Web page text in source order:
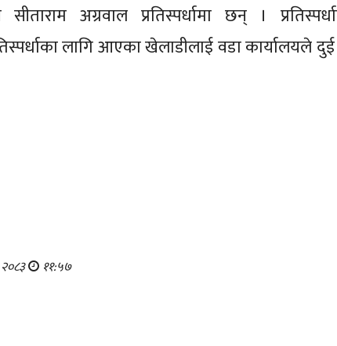
सीताराम अग्रवाल प्रतिस्पर्धामा छन् ।
लागि आएका खेलाडीलाई वडा कार्यालयले
११:५७